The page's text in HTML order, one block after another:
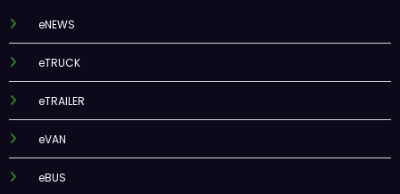
eNEWS
eTRUCK
eTRAILER
eVAN
eBUS